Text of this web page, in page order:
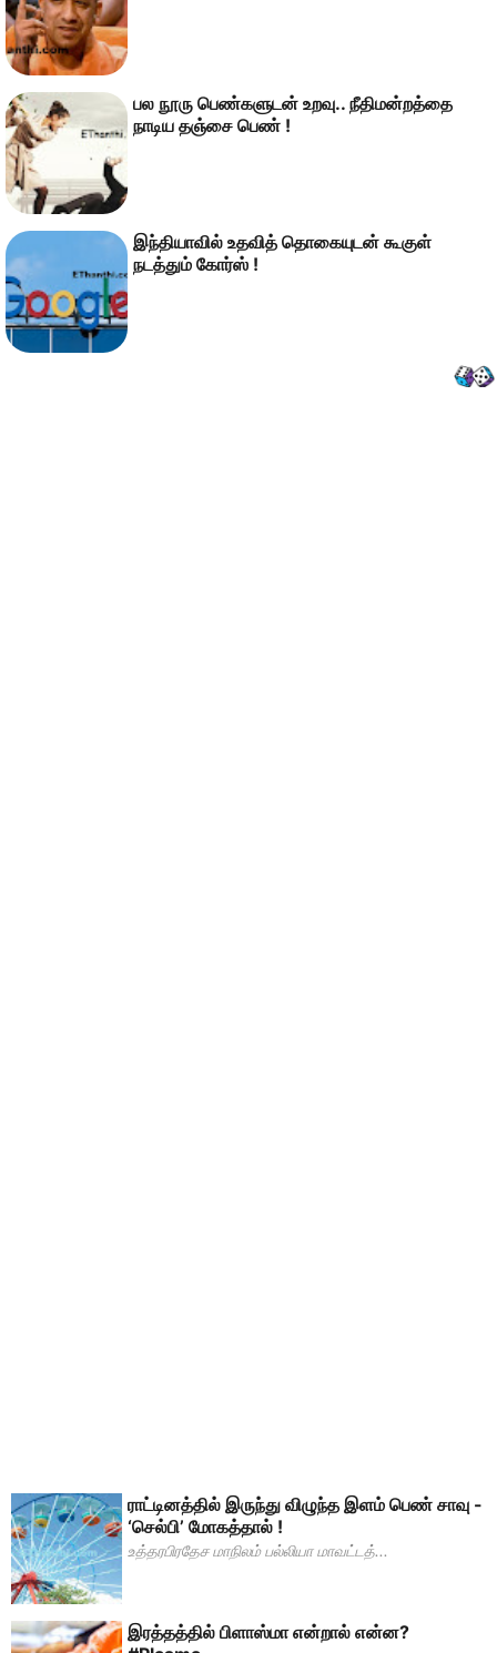
பல நூரு பெண்களுடன் உறவு.. நீதிமன்றத்தை
நாடிய தஞ்சை பெண் !
இந்தியாவில் உதவித் தொகையுடன் கூகுள்
நடத்தும் கோர்ஸ் !
ராட்டினத்தில் இருந்து விழுந்த இளம் பெண் சாவு -
‘செல்பி’ மோகத்தால் !
உத்தரபிரதேச மாநிலம் பல்லியா மாவட்டத்...
இரத்தத்தில் பிளாஸ்மா என்றால் என்ன?